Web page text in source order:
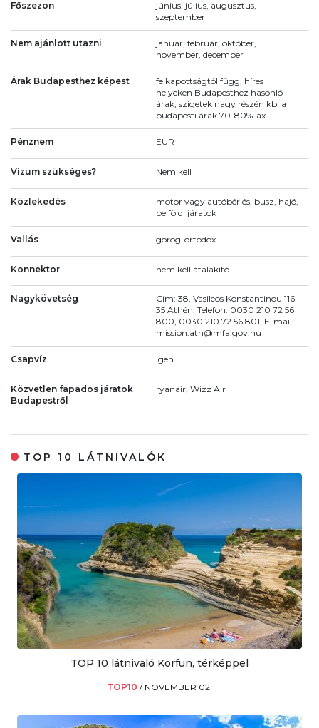
Főszezon
június, július, augusztus,
szeptember
Nem ajánlott utazni
január, február, október,
november, december
Árak Budapesthez képest
felkapottságtól függ, híres
helyeken Budapesthez hasonló
árak, szigetek nagy részén kb. a
budapesti árak 70-80%-ax
Pénznem EUR
Vízum szükséges? Nem kell
Közlekedés
motor vagy autóbérlés, busz, hajó,
belföldi járatok
Vallás görög-ortodox
Konnektor nem kell átalakító
Nagykövetség
Cím: 38, Vasileos Konstantinou 116
35 Athén, Telefon: 0030 210 72 56
800, 0030 210 72 56 801, E-mail:
mission.ath@mfa.gov.hu
Csapvíz Igen
Közvetlen fapados járatok
Budapestről
ryanair, Wizz Air
TOP 10 LÁTNIVALÓK
TOP 10 látnivaló Korfun, térképpel
TOP10 / NOVEMBER 02.